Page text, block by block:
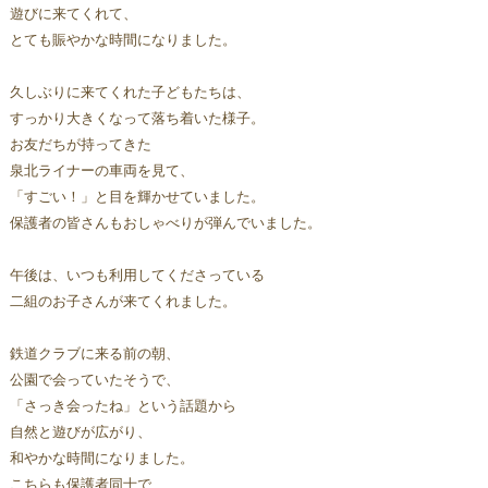
遊びに来てくれて、
とても賑やかな時間になりました。
久しぶりに来てくれた子どもたちは、
すっかり大きくなって落ち着いた様子。
お友だちが持ってきた
泉北ライナーの車両を見て、
「すごい！」と目を輝かせていました。
保護者の皆さんもおしゃべりが弾んでいました。
午後は、いつも利用してくださっている
二組のお子さんが来てくれました。
鉄道クラブに来る前の朝、
公園で会っていたそうで、
「さっき会ったね」という話題から
自然と遊びが広がり、
和やかな時間になりました。
こちらも保護者同士で